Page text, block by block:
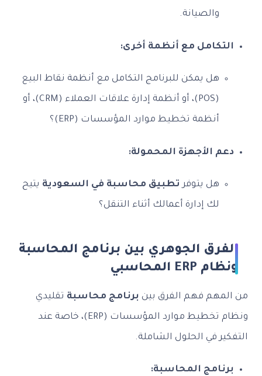
والصيانة.
التكامل مع أنظمة أخرى:
هل يمكن للبرنامج التكامل مع أنظمة نقاط البيع
(POS)، أو أنظمة إدارة علاقات العملاء (CRM)، أو
أنظمة تخطيط موارد المؤسسات (ERP)؟
دعم الأجهزة المحمولة:
هل يتوفر تطبيق محاسبة في السعودية يتيح
لك إدارة أعمالك أثناء التنقل؟
الفرق الجوهري بين برنامج المحاسبة
ونظام ERP المحاسبي
من المهم فهم الفرق بين برنامج محاسبة تقليدي
ونظام تخطيط موارد المؤسسات (ERP)، خاصة عند
التفكير في الحلول الشاملة.
برنامج المحاسبة: